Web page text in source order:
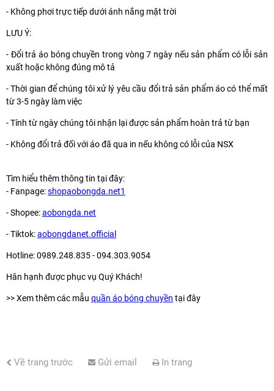
- Không phơi trực tiếp dưới ánh nắng mặt trời
LƯU Ý:
- Đổi trả áo bóng chuyền trong vòng 7 ngày nếu sản phẩm có lỗi sản
xuất hoặc không đúng mô tả
- Thời gian để chúng tôi xử lý yêu cầu đổi trả sản phẩm áo có thể mất
từ 3-5 ngày làm việc
- Tính từ ngày chúng tôi nhận lại được sản phẩm hoàn trả từ bạn
- Không đổi trả đối với áo đã qua in nếu không có lỗi của NSX
Tìm hiểu thêm thông tin tại đây:
- Fanpage:shopaobongda.net1
- Shopee:aobongda.net
- Tiktok:aobongdanet.official
Hotline: 0989.248.835 - 094.303.9054
Hân hạnh được phục vụ Quý Khách!
>> Xem thêm các mẫu quần áo bóng chuyền tại đây
Về trang trước Gửi email In trang